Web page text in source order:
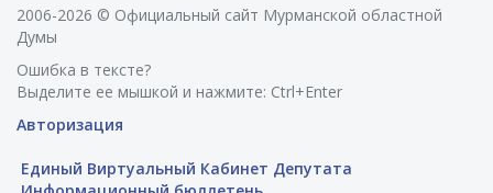
2006-2026 © Официальный сайт Мурманской областной
Думы
Ошибка в тексте?
Выделите ее мышкой и нажмите: Ctrl+Enter
Авторизация
Единый Виртуальный Кабинет Депутата